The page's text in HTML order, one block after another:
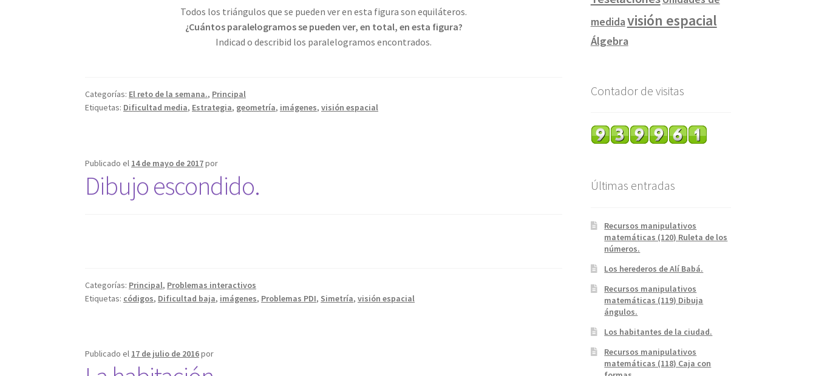
Todos los triángulos que se pueden ver en esta figura son equiláteros.
¿Cuántos paralelogramos se pueden ver, en total, en esta figura?
Indicad o describid los paralelogramos encontrados.
Categorías: El reto de la semana., Principal
Etiquetas: Dificultad media, Estrategia, geometría, imágenes,visión espacial
Publicado el 14 de mayo de 2017por
Dibujo escondido.
Categorías: Principal, Problemas interactivos
Etiquetas: códigos, Dificultad baja, imágenes, Problemas PDI, Simetría,visión espacial
Publicado el 17 de julio de 2016por
medidavisión espacial
Álgebra
Contador de visitas
Últimas entradas
Recursos manipulativos
matemáticas (120) Ruleta de los
números.
Los herederos de Alí Babá.
Recursos manipulativos
matemáticas (119) Dibuja
ángulos.
Los habitantes de la ciudad.
Recursos manipulativos
matemáticas (118) Caja con